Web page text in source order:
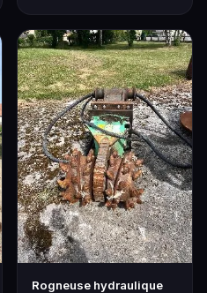
Rogneuse hydraulique